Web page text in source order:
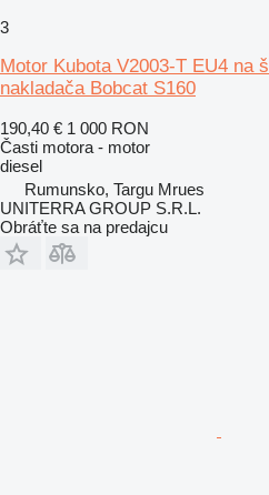
3
Motor Kubota V2003-T EU4 na
nakladača Bobcat S160
190,40 € 1 000 RON
Časti motora - motor
diesel
Rumunsko, Targu Mrues
UNITERRA GROUP S.R.L.
Obráťte sa na predajcu